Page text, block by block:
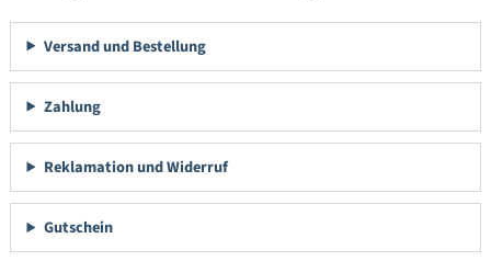
Versand und Bestellung
Zahlung
Reklamation und Widerruf
Gutschein